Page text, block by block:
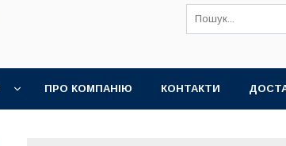
ПРО КОМПАНІЮ КОНТАКТИ